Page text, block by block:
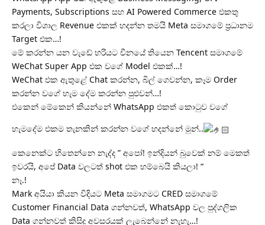
Payments, Subscriptions සහ AI Powered Commerce එකතු
කරලා විශාල Revenue එකක් හදන්න තමයි Meta සමාගමේ ප්‍රධානම
Target එක…!
මේ කරන්න යන වැඩේ හරියට චීනයේ තියෙන Tencent සමාගමේ
WeChat Super App එක වගේ Model එකක්…!
WeChat එක ඇතුළේ Chat කරන්න, බිල් ගෙවන්න, කෑම Order
කරන්න වගේ හැම දේම කරන්න පුළුවන්…!
එකෙන් මේකෙන් කියන්නේ WhatsApp එකත් කොටුව වගේ
හැමදේම එකම තැනකින් කරන්න වගේ හදන්නේ මුන්..
කෙනෙක්ට හිතෙන්නෙ නැද්ද ” අපෝ! ඉන්දියන් බුවෙක් නම් මෙකත්
ඉවරයි, අපේ Data වලටත් shot එක හම්බෙයි කියලා! “
නෑ.!
Mark අයියා කියන විදියට Meta සමාගමට CRED සමාගමේ
Customer Financial Data ගන්නවත්, WhatsApp වල පුද්ගලික
Data ගන්නවත් කිසිදු අවසරයක් ලැබෙන්නේ නැහැ…!